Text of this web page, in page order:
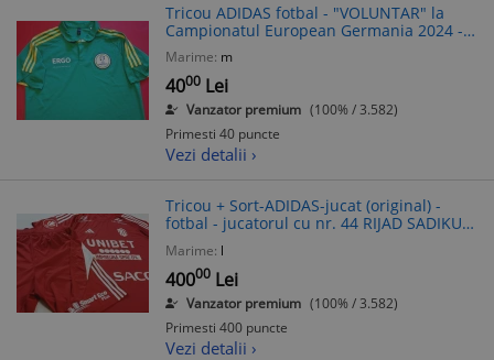
Tricou ADIDAS fotbal - "VOLUNTAR" la
Campionatul European Germania 2024 -
produs oficial
Marime: m
4000 Lei
Vanzator premium (100% / 3.582)
Primesti 40 puncte
Vezi detalii ›
Tricou + Sort-ADIDAS-jucat (original) -
fotbal - jucatorul cu nr. 44 RIJAD SADIKU -
FC BOTOSANI
Marime: l
40000 Lei
Vanzator premium (100% / 3.582)
Primesti 400 puncte
Vezi detalii ›